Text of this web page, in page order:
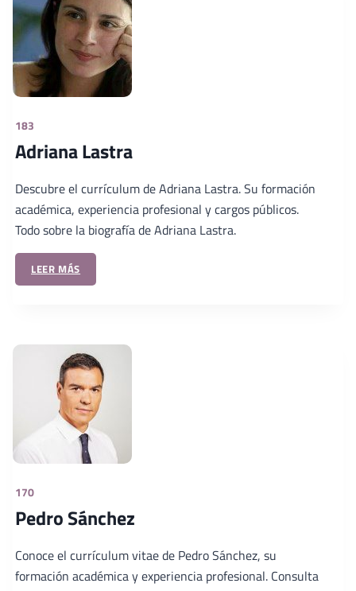
183
Adriana Lastra
Descubre el currículum de Adriana Lastra. Su formación
académica, experiencia profesional y cargos públicos.
Todo sobre la biografía de Adriana Lastra.
LEER MÁS
170
Pedro Sánchez
Conoce el currículum vitae de Pedro Sánchez, su
formación académica y experiencia profesional. Consulta